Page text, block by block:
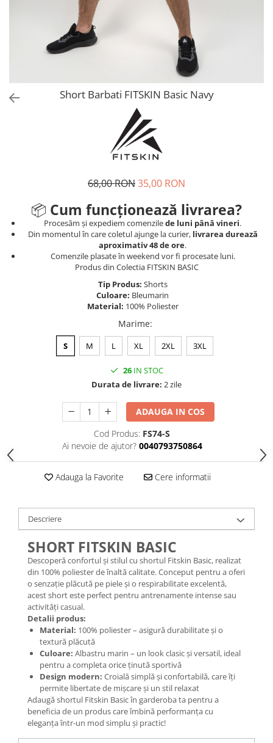
Accesorii Sala
Fitness
Mingi medicinale
Short Barbati FITSKIN Basic Navy
68,00 RON35,00 RON
📦 Cum funcționează livrarea?
Procesăm și expediem comenzilede luni până vineri.
Din momentul în care coletul ajunge la curier, livrarea durează
aproximativ 48 de ore.
Comenzile plasate în weekend vor fi procesate luni.
Produs din Colectia FITSKIN BASIC
Tip Produs: Shorts
Culoare: Bleumarin
Material: 100% Poliester
Marime:
S M L XL 2XL 3XL
26IN STOC
Durata de livrare: 2 zile
ADAUGA IN COS
Cod Produs: FS74-S
Ai nevoie de ajutor? 0040793750864
Adauga la Favorite Cere informatii
Descriere
SHORT FITSKIN BASIC
Descoperă confortul și stilul cu shortul Fitskin Basic, realizat
din 100% poliester de înaltă calitate. Conceput pentru a oferi
o senzație plăcută pe piele și o respirabilitate excelentă,
acest short este perfect pentru antrenamente intense sau
activități casual.
Detalii produs:
Material: 100% poliester – asigură durabilitate și o
textură plăcută
Culoare: Albastru marin – un look clasic și versatil, ideal
pentru a completa orice ținută sportivă
Design modern: Croială simplă și confortabilă, care îți
permite libertate de mișcare și un stil relaxat
Adaugă shortul Fitskin Basic în garderoba ta pentru a
beneficia de un produs care îmbină performanța cu
eleganța într-un mod simplu și practic!